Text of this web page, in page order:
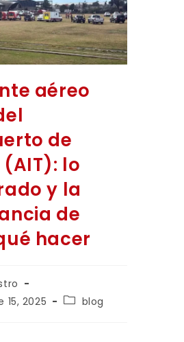
aéreo
de
lo
y la
de
hacer
15, 2025
blog